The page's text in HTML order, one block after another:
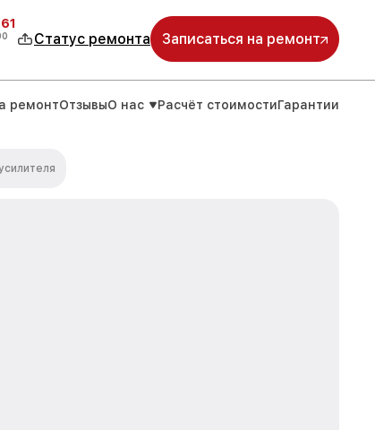
Статус ремонта Записаться на ремонт
ремонтОтзывыО нас Расчёт стоимостиГарантии